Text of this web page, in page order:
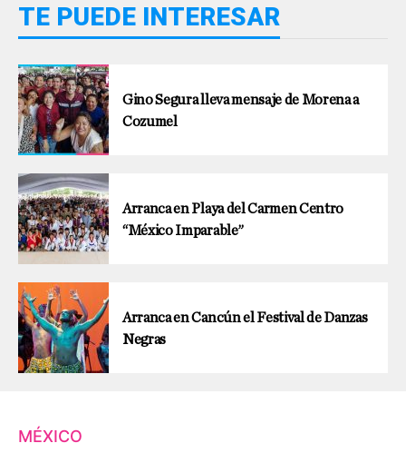
TE PUEDE INTERESAR
Gino Segura lleva mensaje de Morena a
Cozumel
Arranca en Playa del Carmen Centro
“México Imparable”
Arranca en Cancún el Festival de Danzas
Negras
MÉXICO